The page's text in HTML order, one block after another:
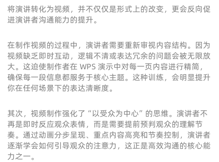
将演讲转化为视频，并不仅仅是形式上的改变，更会反向促
进演讲者沟通能力的提升。
在制作视频的过程中，演讲者需要重新审视内容结构。因为
视频缺乏即时互动，逻辑不清或表达冗余的问题会被无限放
大。这迫使制作者在 WPS 演示中对每一页内容进行精简，
确保每一段信息都服务于核心主题。这种训练，会明显提升
你在任何场景下的表达清晰度。
其次，视频制作强化了“以受众为中心”的思维。演讲者不
再是即时反应观众表情，而是需要提前预判观众的理解节
奏。通过动画分步呈现、重点内容高亮和节奏控制，演讲者
逐渐学会如何引导观众的注意力，这正是高效沟通的核心能
力之一。